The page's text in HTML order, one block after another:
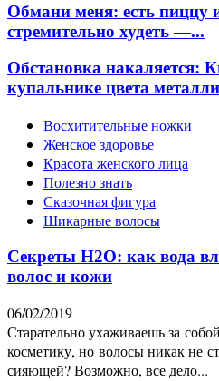
Обмани меня: есть пиццу
стремительно худеть —...
Обстановка накаляется:
купальнике цвета
Восхитительные ножки
Женское здоровье
Красота женского лица
Полезно знать
Сказочная фигура
Шикарные волосы
Секреты H2O: как вода
волос и кожи
06/02/2019
Старательно ухаживаешь за
косметику, но волосы никак не
сияющей? Возможно, все дело...